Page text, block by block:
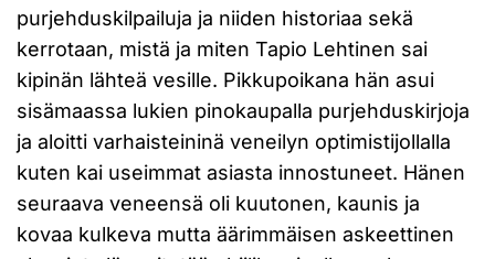
purjehduskilpailuja ja niiden historiaa sekä
kerrotaan, mistä ja miten Tapio Lehtinen sai
kipinän lähteä vesille. Pikkupoikana hän asui
sisämaassa lukien pinokaupalla purjehduskirjoja
ja aloitti varhaisteininä veneilyn optimistijollalla
kuten kai useimmat asiasta innostuneet. Hänen
seuraava veneensä oli kuutonen, kaunis ja
kovaa kulkeva mutta äärimmäisen askeettinen